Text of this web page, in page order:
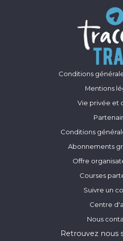
Conditions
Mentions
Vie privée et
Conditions
Abonnements
Offre
Courses
Suivre un
Centre
Nous
Retrouvez nous